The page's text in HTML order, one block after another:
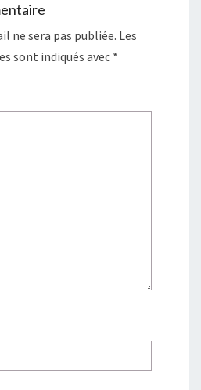
ne sera pas publiée. Les
sont indiqués avec *